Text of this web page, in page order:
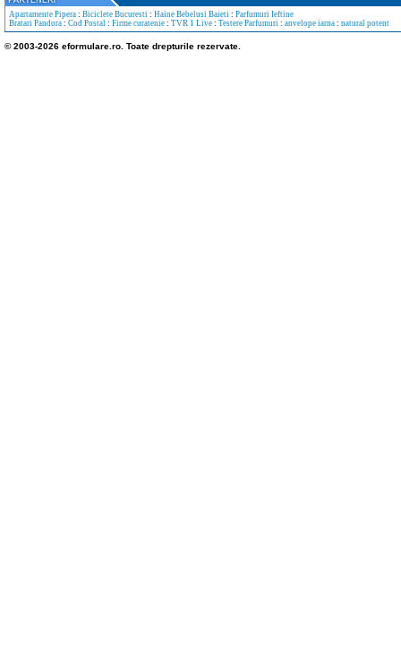
Apartamente Pipera : Biciclete Bucuresti : Haine Bebelusi Baieti : Parfumuri Ieftine
Bratari Pandora : Cod Postal : Firme curatenie : TVR 1 Live : Testere Parfumuri : anvelope iarna : natural potent
© 2003-2026 eformulare.ro. Toate drepturile rezervate.